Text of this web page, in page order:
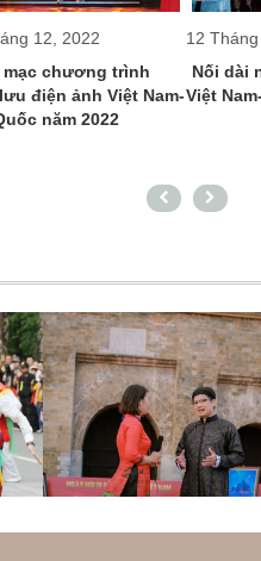
12, 2022
mạc chương trình
điện ảnh Việt Nam-
năm 2022
12
Nối dài
Việt